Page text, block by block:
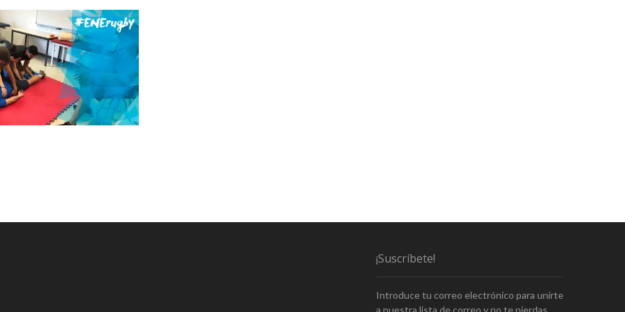
¡Suscríbete!
Introduce tu correo electrónico para unirte
a nuestra lista de correo y no te pierdas